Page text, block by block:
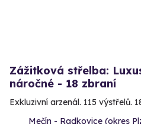
Zážitková střelba:
náročné - 18 zbraní
Exkluzivní arzenál. 115 výstřelů.
Mečín - Radkovice (okres